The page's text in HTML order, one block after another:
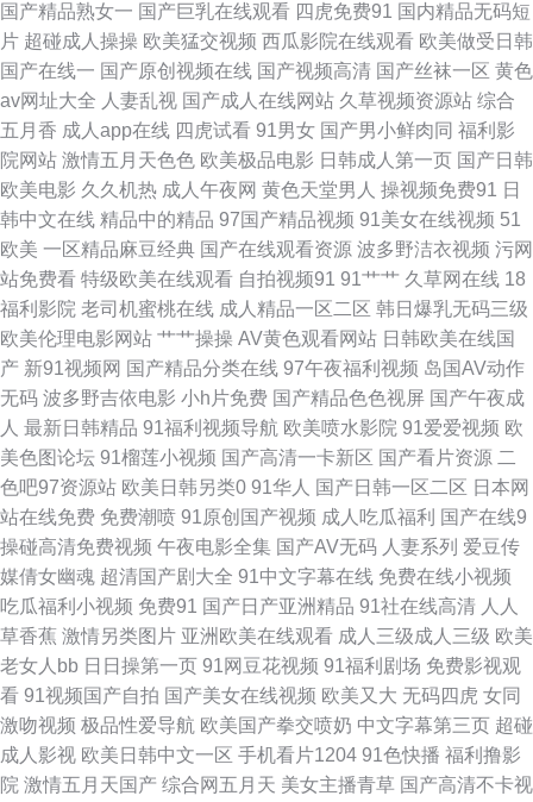
瑟色 黄色库网站 www.91色色.com 自拍成人视频在线一区 AV伊人导 日本视
频一极大片 在线免费毛片 精品久久AV 白洁福利视频 91性东方下载 少妇老
师和李明 91在线日本精品 欧美啪一区 人人干25p 精品人妻人人操 极品天堂
肏屄无码日韩 91传媒mv 久久精品网aV 波多野洁衣A级 日韩一二三精品 91
豆花漫 久久av色婷婷影视 91探花福利在线 在线小视频 欧美日韩中色色 三级
视频网站 国产精品女一区 色网五月婷婷 欧美成人网片 青青狼人香蕉草 国产
輪姦一区在线观看 九十一色 国产日韩久久精国产 操逼八区 AV91在线播放
欧美三级黄色 后入影院 久久老司机 大香蕉影占91 国产第一页福利 伊人久久
精品区 超碰人人网 天堂素人约 91传媒免费看 九一色色在现观看 欧一美一性
一交一大一片-精品久久一 国产在线欧美 91乱轮视频 福利姬国产在线观看
91网页免费看 亚洲最大淫色 精品一区日韩 影音先锋av成人 97资源站人妻
91九色123区 成人深夜免费 亚洲日韩人妻九九婷婷 九1网页破解免费版 av成
人资源 久久资源456 精品一二区电影 久久com 三级视频东京热 久久人人妻
国产精品熟女一 国产巨乳在线观看 四虎免费91 国内精品无码短
片 超碰成人操操 欧美猛交视频 西瓜影院在线观看 欧美做受日韩
国产在线一 国产原创视频在线 国产视频高清 国产丝袜一区 黄色
av网址大全 人妻乱视 国产成人在线网站 久草视频资源站 综合
五月香 成人app在线 四虎试看 91男女 国产男小鲜肉同 福利影
院网站 激情五月天色色 欧美极品电影 日韩成人第一页 国产日韩
欧美电影 久久机热 成人午夜网 黄色天堂男人 操视频免费91 日
韩中文在线 精品中的精品 97国产精品视频 91美女在线视频 51
欧美 一区精品麻豆经典 国产在线观看资源 波多野洁衣视频 污网
站免费看 特级欧美在线观看 自拍视频91 91艹艹 久草网在线 18
福利影院 老司机蜜桃在线 成人精品一区二区 韩日爆乳无码三级
欧美伦理电影网站 艹艹操操 AV黄色观看网站 日韩欧美在线国
产 新91视频网 国产精品分类在线 97午夜福利视频 岛国AV动作
无码 波多野吉依电影 小h片免费 国产精品色色视屏 国产午夜成
人 最新日韩精品 91福利视频导航 欧美喷水影院 91爱爱视频 欧
美色图论坛 91榴莲小视频 国产高清一卡新区 国产看片资源 二
色吧97资源站 欧美日韩另类0 91华人 国产日韩一区二区 日本网
站在线免费 免费潮喷 91原创国产视频 成人吃瓜福利 国产在线9
操碰高清免费视频 午夜电影全集 国产AV无码 人妻系列 爱豆传
媒倩女幽魂 超清国产剧大全 91中文字幕在线 免费在线小视频
吃瓜福利小视频 免费91 国产日产亚洲精品 91社在线高清 人人
草香蕉 激情另类图片 亚洲欧美在线观看 成人三级成人三级 欧美
老女人bb 日日操第一页 91网豆花视频 91福利剧场 免费影视观
看 91视频国产自拍 国产美女在线视频 欧美又大 无码四虎 女同
激吻视频 极品性爱导航 欧美国产拳交喷奶 中文字幕第三页 超碰
成人影视 欧美日韩中文一区 手机看片1204 91色快播 福利撸影
院 激情五月天国产 综合网五月天 美女主播青草 国产高清不卡视